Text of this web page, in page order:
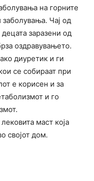
на горните
Чај од
заразени од
оздравувањето.
диуретик и ги
се собираат при
е корисен и за
и го
маст која
својот дом.